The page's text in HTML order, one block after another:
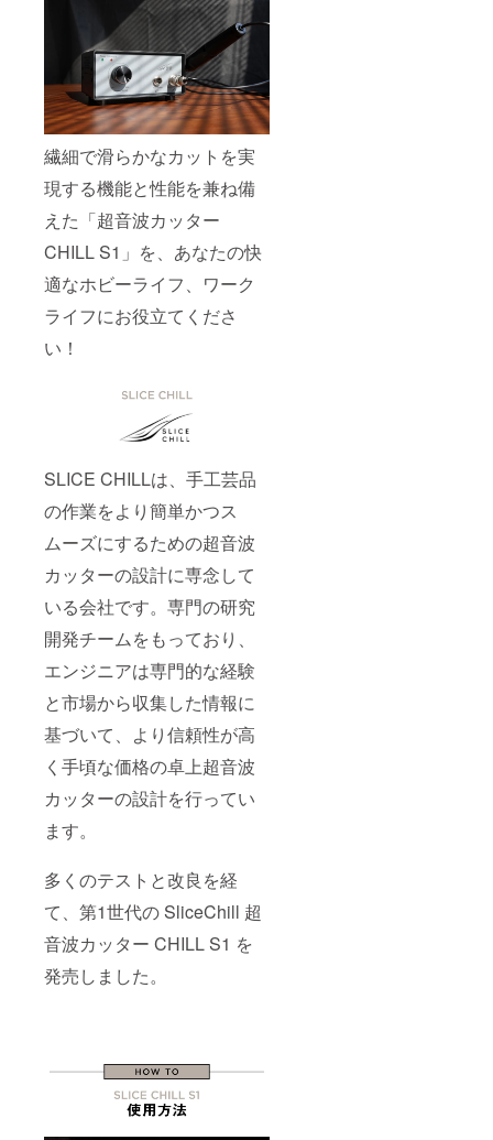
繊細で滑らかなカットを実
現する機能と性能を兼ね備
えた「超音波カッター
CHILL S1」を、あなたの快
適なホビーライフ、ワーク
ライフにお役立てくださ
い！
SLICE CHILLは、手工芸品
の作業をより簡単かつス
ムーズにするための超音波
カッターの設計に専念して
いる会社です。専門の研究
開発チームをもっており、
エンジニアは専門的な経験
と市場から収集した情報に
基づいて、より信頼性が高
く手頃な価格の卓上超音波
カッターの設計を行ってい
ます。
多くのテストと改良を経
て、第1世代の SliceChill 超
音波カッター CHILL S1 を
発売しました。